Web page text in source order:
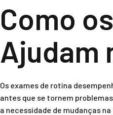
Como
Ajudam
Os exames de rotina
antes que se tornem
a necessidade de mudanças